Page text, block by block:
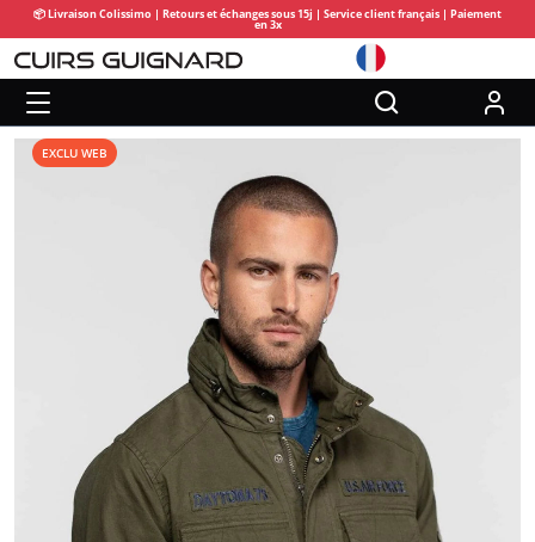
📦 Livraison Colissimo | Retours et échanges sous 15j | Service client français | Paiement
en 3x
EXCLU WEB